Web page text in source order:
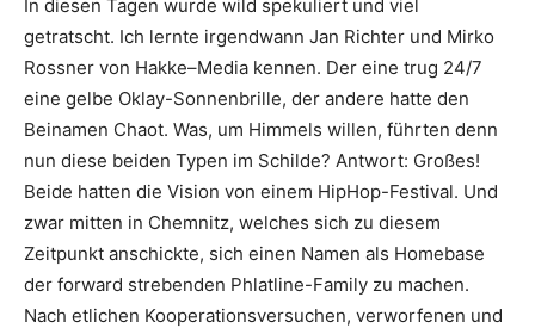
In diesen Tagen wurde wild spekuliert und viel
getratscht. Ich lernte irgendwann Jan Richter und Mirko
Rossner von Hakke–Media kennen. Der eine trug 24/7
eine gelbe Oklay-Sonnenbrille, der andere hatte den
Beinamen Chaot. Was, um Himmels willen, führten denn
nun diese beiden Typen im Schilde? Antwort: Großes!
Beide hatten die Vision von einem HipHop-Festival. Und
zwar mitten in Chemnitz, welches sich zu diesem
Zeitpunkt anschickte, sich einen Namen als Homebase
der forward strebenden Phlatline-Family zu machen.
Nach etlichen Kooperationsversuchen, verworfenen und